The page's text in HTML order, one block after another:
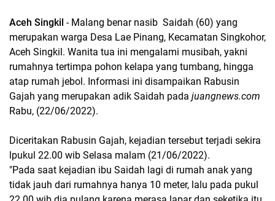
Aceh Singkil - Malang benar nasib Saidah (60) yang
merupakan warga Desa Lae Pinang, Kecamatan Singkohor,
Aceh Singkil. Wanita tua ini mengalami musibah, yakni
rumahnya tertimpa pohon kelapa yang tumbang, hingga
atap rumah jebol. Informasi ini disampaikan Rabusin
Gajah yang merupakan adik Saidah pada juangnews.com
Rabu, (22/06/2022).
Diceritakan Rabusin Gajah, kejadian tersebut terjadi sekira
lpukul 22.00 wib Selasa malam (21/06/2022).
"Pada saat kejadian ibu Saidah lagi di rumah anak yang
tidak jauh dari rumahnya hanya 10 meter, lalu pada pukul